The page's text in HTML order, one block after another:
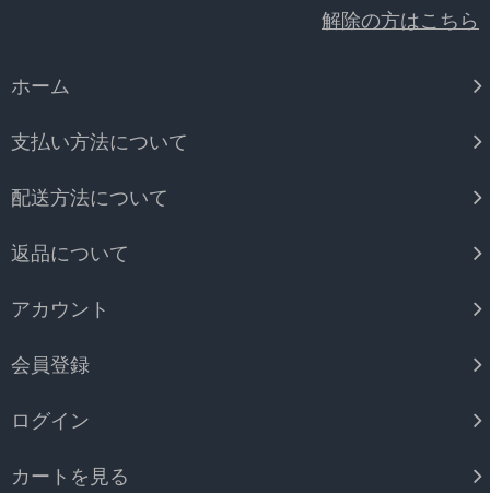
解除の方はこちら
ホーム
支払い方法について
配送方法について
返品について
アカウント
会員登録
ログイン
カートを見る